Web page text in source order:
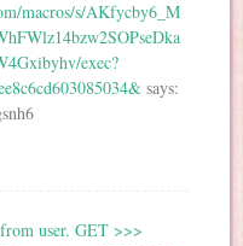
macros/s/AKfycby6_M
exec?
says:
user. GET >>>